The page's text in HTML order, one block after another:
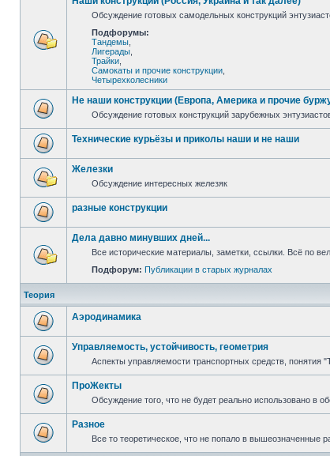
Обсуждение готовых самодельных конструкций
Подфорумы:
Тандемы
Лигерады
Трайки
Самокаты и прочие конструкции
Четырехколесники
Не наши конструкции (Европа, Америка и прочие
Обсуждение готовых конструкций зарубежных
Технические курьёзы и приколы наши и не наши
Железки
Обсуждение интересных железяк
разные конструкции
Дела давно минувших дней...
Все исторические материалы, заметки, ссылки. Всё по
Подфорум: Публикации в старых журналах
Теория
Аэродинамика
Управляемость, устойчивость, геометрия
Аспекты управляемости транспортных средств, понятия
ПроЖекты
Обсуждение того, что не будет реально использовано в
Разное
Все то теоретическое, что не попало в вышеозначенные